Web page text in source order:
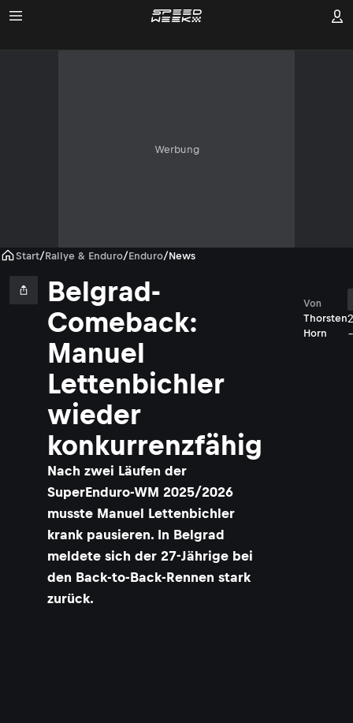
Werbung
Start/Rallye & Enduro/Enduro/News
Belgrad-
Comeback:
Manuel
Lettenbichler
wieder
konkurrenzfähig
Nach zwei Läufen der
SuperEnduro-WM 2025/2026
musste Manuel Lettenbichler
krank pausieren. In Belgrad
meldete sich der 27-Jährige bei
den Back-to-Back-Rennen stark
zurück.
Thorsten
Horn
Von